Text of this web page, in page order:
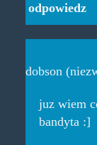
odpowiedz
dobson
juz wiem
bandyta :]